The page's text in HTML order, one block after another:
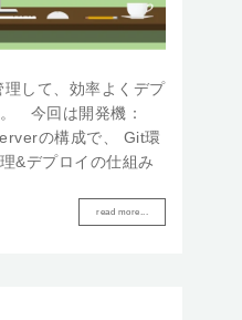
して、効率よくデプ
今回は開発機：
の構成で、 Git環
&デプロイの仕組み
read more...